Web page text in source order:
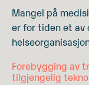
Mangel på
er for tiden et av
Forebygging av
tilgjengelig